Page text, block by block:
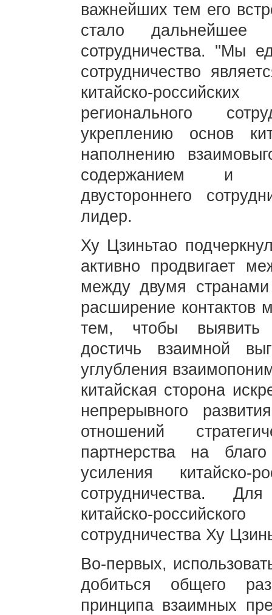
важнейших тем его
стало дальнейшее
сотрудничества. ''Мы
сотрудничество
китайско-
регионального
укреплению основ
наполнению
содержанием и
двустороннего
лидер.
Ху Цзиньтао
активно продвигает
между двумя
расширение контактов
тем, чтобы выявить
достичь взаимной
углубления
китайская сторона
непрерывного
отношений
партнерства на
усиления китайско-
сотрудничества.
китайско-
сотрудничества Ху
Во-первых,
добиться общего
принципа взаимных